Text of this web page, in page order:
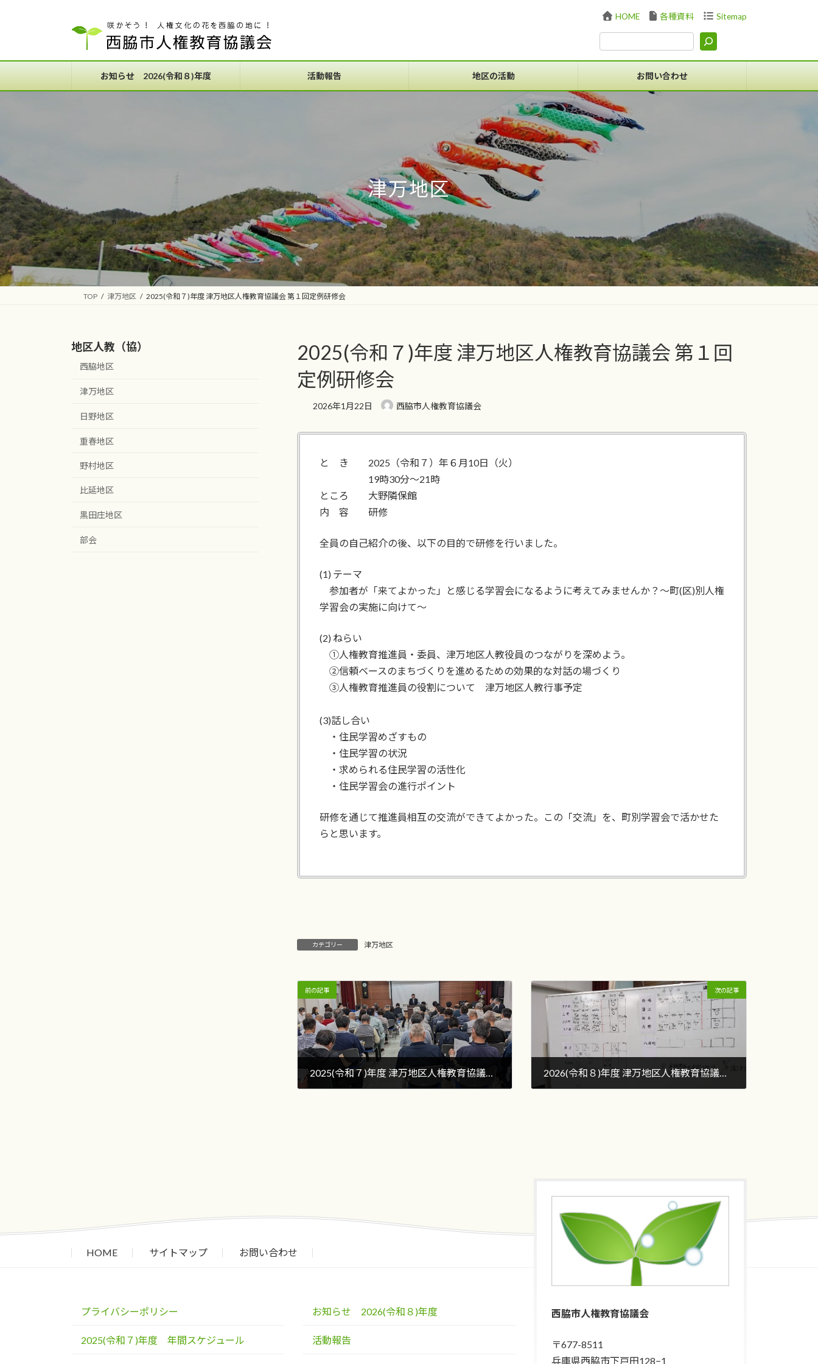
ツ
ス
シ
ン
HOME 各種資料 Sitemap
お知らせ 2026(令和８)年度 活動報告 地区の活動 お問い合わせ
津万地区
TOP 津万地区 2025(令和７)年度 津万地区人権教育協議会 第１回定例研修会
2025(令和７)年度 津万地区人権教育協議会 第１回
定例研修会
2026年1月22日 西脇市人権教育協議会
と き 2025（令和７）年６月10日（火）
19時30分～21時
ところ 大野隣保館
内 容 研修
全員の自己紹介の後、以下の目的で研修を行いました。
(1) テーマ
参加者が「来てよかった」と感じる学習会になるように考えてみませんか？～町(区)別人権
学習会の実施に向けて～
(2) ねらい
①人権教育推進員・委員、津万地区人教役員のつながりを深めよう。
②信頼ベースのまちづくりを進めるための効果的な対話の場づくり
③人権教育推進員の役割について 津万地区人教行事予定
(3)話し合い
・住民学習めざすもの
・住民学習の状況
・求められる住民学習の活性化
・住民学習会の進行ポイント
研修を通じて推進員相互の交流ができてよかった。この「交流」を、町別学習会で活かせた
らと思います。
カテゴリー 津万地区
前の記事
2025(令和７)年度 津万地区人権教育協議会 総会
次の記事
地区人教（協）
西脇地区
津万地区
日野地区
重春地区
野村地区
比延地区
黒田庄地区
部会
HOME サイトマップ お問い合わせ
プライバシーポリシー
2025(令和７)年度 年間スケジュール
お知らせ 2026(令和８)年度
活動報告
西脇市人権教育協議会
〒677-8511
兵庫県西脇市下戸田128−1